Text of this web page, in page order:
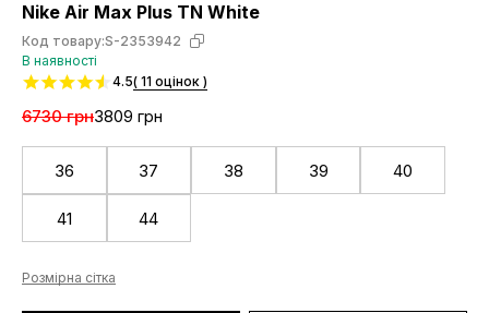
Nike Air Max Plus TN White
Код товару:S-2353942
В наявності
4.5( 11 оцінок )
6730 грн3809 грн
36 37 38 39 40
41 44
Розмірна сітка